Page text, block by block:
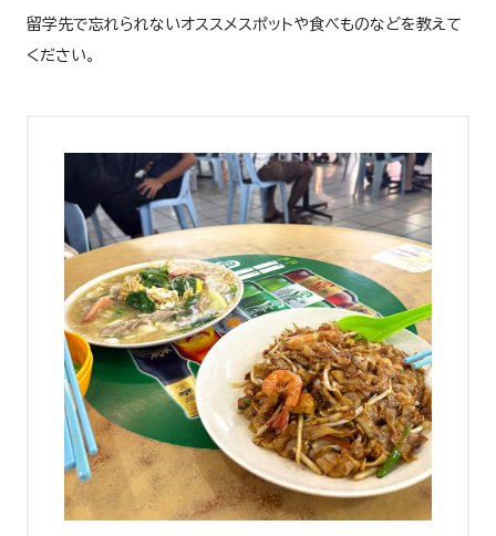
留学先で忘れられないオススメスポットや食べものなどを教えて
ください。